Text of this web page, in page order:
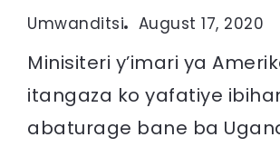
Umwanditsi August 17, 2020
Minisiteri y’imari ya
itangaza ko yafatiye
abaturage bane ba